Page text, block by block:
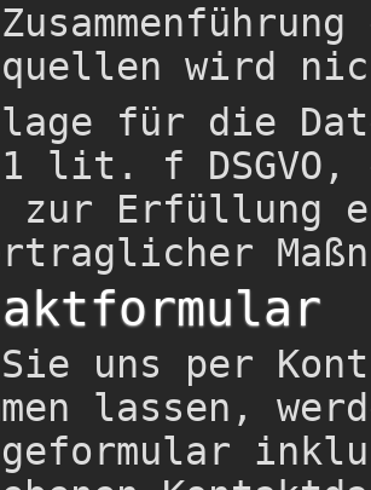
wird
für die
lit. f DSGVO,
zur Erfüllung
Sie uns per
lassen,